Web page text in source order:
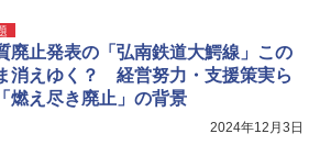
廃止発表の「弘南鉄道大鰐線」この
消えゆく？ 経営努力・支援策実ら
燃え尽き廃止」の背景
2024年12月3日